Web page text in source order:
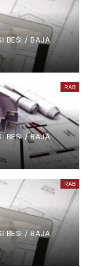
BESI / BAJA
RAB
BESI / BAJA
RAB
BESI / BAJA